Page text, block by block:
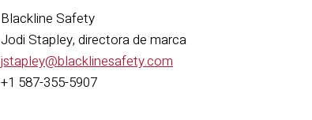
Blackline Safety
Jodi Stapley, directora de marca
jstapley@blacklinesafety.com
+1 587-355-5907